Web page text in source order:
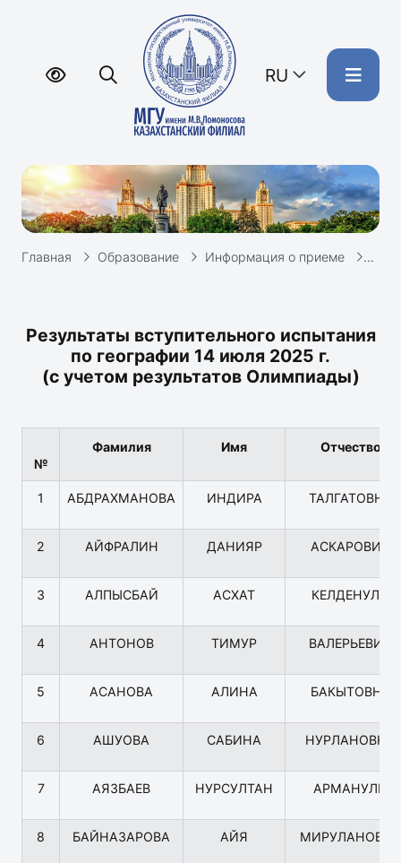
RU
Главная Образование Информация о приеме
Результаты вступительного испытания
по географии 14 июля 2025 г.
(с учетом результатов Олимпиады)
№
Фамилия Имя Отчество
1 АБДРАХМАНОВА ИНДИРА ТАЛГАТОВНА
2 АЙФРАЛИН ДАНИЯР АСКАРОВИЧ
3 АЛПЫСБАЙ АСХАТ КЕЛДЕНУЛЫ
4 АНТОНОВ ТИМУР ВАЛЕРЬЕВИЧ
5 АСАНОВА АЛИНА БАКЫТОВНА
6 АШУОВА САБИНА НУРЛАНОВНА
7 АЯЗБАЕВ НУРСУЛТАН АРМАНУЛЫ
8 БАЙНАЗАРОВА АЙЯ МИРУЛАНОВНА